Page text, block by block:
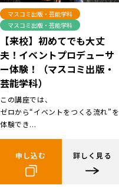
マスコミ出版・芸能学科
マスコミ出版・芸能学科
【来校】初めてでも大丈
夫！イベントプロデューサ
ー体験！（マスコミ出版・
芸能学科）
この講座では、
ゼロから“イベントをつくる流れ”を
体験でき...
申し込む 詳しく見る